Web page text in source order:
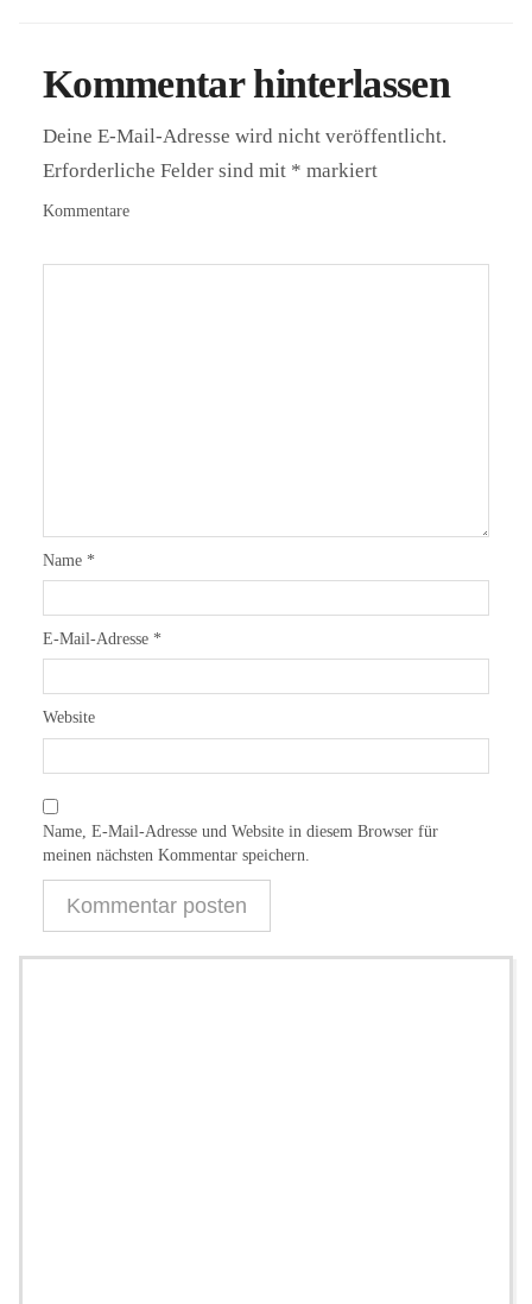
Kommentar hinterlassen
Deine E-Mail-Adresse wird nicht veröffentlicht.
Erforderliche Felder sind mit * markiert
Kommentare
Name *
E-Mail-Adresse *
Website
Name, E-Mail-Adresse und Website in diesem Browser für
meinen nächsten Kommentar speichern.